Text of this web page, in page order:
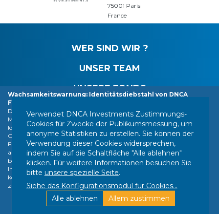
Wachsamkeitswarnung: Identitätsdiebstahl von DNCA
Finance.
DNCA Finance, eine Tochtergesellschaft von Natixis Investment
Managers, macht die Öffentlichkeit darauf aufmerksam, dass ihre
Identität von verschiedenen im Ausland ansässigen Personen oder
Gesellschaften missbraucht wird, darunter eine Gesellschaft, die sich als
Finanzdienstleistungsunternehmen mit dem Namen "Influx Finance"
ausgibt. Diese Personen und Unternehmen beziehen sich in
betrügerischer Weise auf den Namen DNCA Finance oder DNCA
Investments in den Gesprächen, die sie mit Privatpersonen führen
können, um Investitionen verschiedener Art (Bitcoin, Gold, Aktien, etc.)
zu empfehlen.
Find out more
75001 Paris
France
WER SIND WIR ?
UNSER TEAM
UNSERE FONDS
KONTAKT RECHTSHINWEISE
ANLAGERICHTLINIEN
IHRE PERSONENBEZOGENEN DATEN
SEITENVERZEICHNIS
COOKIES VERWALTEN
:
Konzeption DNCA Finance | Realisation Silk
Verwendet DNCA Investments Zustimmungs-
Cookies für Zwecke der Publikumsmessung, um
anonyme Statistiken zu erstellen. Sie können der
Verwendung dieser Cookies widersprechen,
indem Sie auf die Schaltfläche "Alle ablehnen"
klicken. Für weitere Informationen besuchen Sie
bitte unsere spezielle Seite.
Siehe das Konfigurationsmodul für Cookies...
Alle ablehnen
Allem zustimmen